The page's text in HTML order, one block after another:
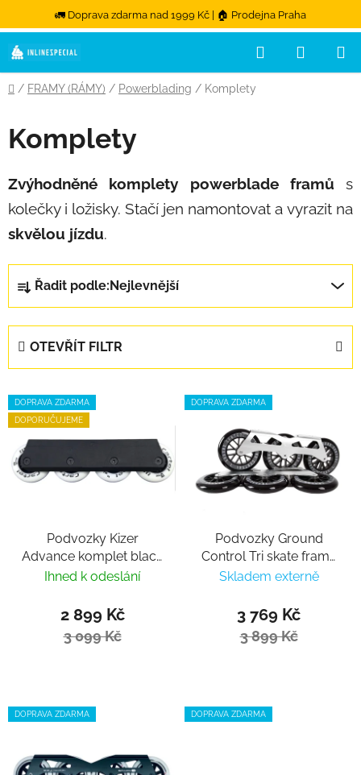
🚛 Doprava zdarma nad 1999 Kč | 🏠 Prodejna Praha
Přejít na obsah
Hledat
Domů
/ FRAMY (RÁMY) / Powerblading / Komplety
Komplety
Zvýhodněné komplety powerblade framů s
kolečky i ložisky. Stačí jen namontovat a vyrazit na
skvělou jízdu.
Řazení produktů
Řadit podle: Nejlevnější
OTEVŘÍT FILTR
Výpis produktů
DOPRAVA ZDARMA
DOPORUČUJEME
Podvozky Kizer
Advance komplet black
(4x80)
Ihned k odeslání
2 899 Kč
3 099 Kč
DOPRAVA ZDARMA
Podvozky Ground
Control Tri skate frame
3x125mm - silver
Skladem externě
3 769 Kč
3 899 Kč
DOPRAVA ZDARMA DOPRAVA ZDARMA